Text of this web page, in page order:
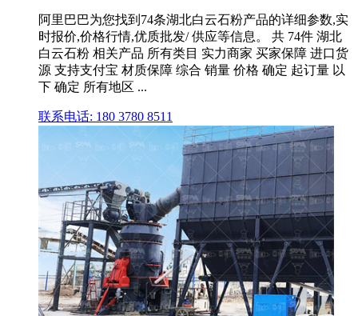
阿里巴巴为您找到74条湖北白云石粉产品的详细参数,实
时报价,价格行情,优质批发/ 供应等信息。 共 74件 湖北
白云石粉 相关产品 所有类目 实力商家 买家保障 进口货
源 支持支付宝 材质保障 综合 销量 价格 确定 起订量 以
下 确定 所有地区 ...
联系电话: 180 3780 8511